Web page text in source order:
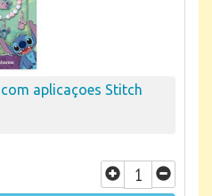
aplicaçoes Stitch